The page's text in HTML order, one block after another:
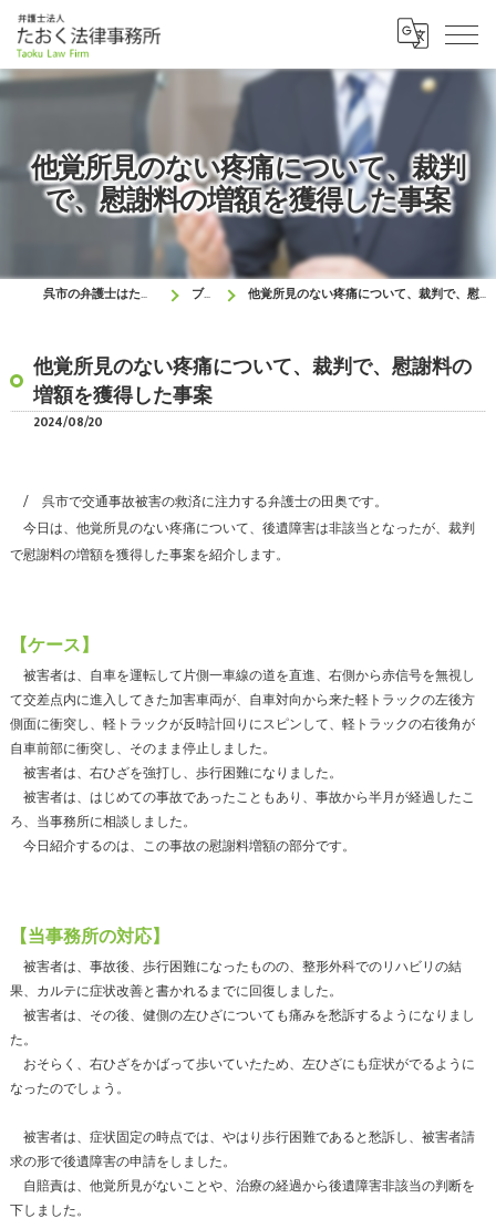
他覚所見のない疼痛について、裁判
で、慰謝料の増額を獲得した事案
呉市の弁護士はたおく法律事務所 ブログ 他覚所見のない疼痛について、裁判で、慰謝料の増額を獲得した事案
他覚所見のない疼痛について、裁判で、慰謝料の
増額を獲得した事案
2024/08/20
呉市で交通事故被害の救済に注力する弁護士の田奥です。
今日は、他覚所見のない疼痛について、後遺障害は非該当となったが、裁判
で慰謝料の増額を獲得した事案を紹介します。
【ケース】
被害者は、自車を運転して片側一車線の道を直進、右側から赤信号を無視し
て交差点内に進入してきた加害車両が、自車対向から来た軽トラックの左後方
側面に衝突し、軽トラックが反時計回りにスピンして、軽トラックの右後角が
自車前部に衝突し、そのまま停止しました。
被害者は、右ひざを強打し、歩行困難になりました。
被害者は、はじめての事故であったこともあり、事故から半月が経過したこ
ろ、当事務所に相談しました。
今日紹介するのは、この事故の慰謝料増額の部分です。
【当事務所の対応】
被害者は、事故後、歩行困難になったものの、整形外科でのリハビリの結
果、カルテに症状改善と書かれるまでに回復しました。
被害者は、その後、健側の左ひざについても痛みを愁訴するようになりまし
た。
おそらく、右ひざをかばって歩いていたため、左ひざにも症状がでるように
なったのでしょう。
被害者は、症状固定の時点では、やはり歩行困難であると愁訴し、被害者請
求の形で後遺障害の申請をしました。
自賠責は、他覚所見がないことや、治療の経過から後遺障害非該当の判断を
下しました。